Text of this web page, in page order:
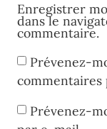
Enregistrer
dans le
commentaire.
Prévenez-
commentaires
Prévenez-